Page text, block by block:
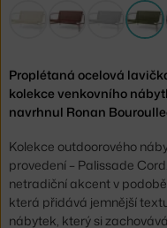
Proplétaná ocelová
kolekce venkovního
navrhnul Ronan
Kolekce outdoorového
provedení – Palissade
netradiční akcent v
která přidává jemnější
nábytek, který si